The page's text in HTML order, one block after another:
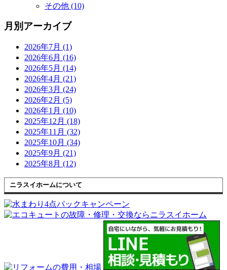
その他 (10)
月別アーカイブ
2026年7月 (1)
2026年6月 (16)
2026年5月 (14)
2026年4月 (21)
2026年3月 (24)
2026年2月 (5)
2026年1月 (10)
2025年12月 (18)
2025年11月 (32)
2025年10月 (34)
2025年9月 (21)
2025年8月 (12)
ニラスイホームについて